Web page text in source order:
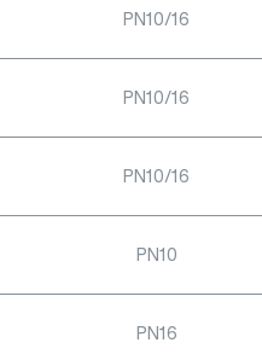
PN10/16
PN10/16
PN10/16
PN10
PN16